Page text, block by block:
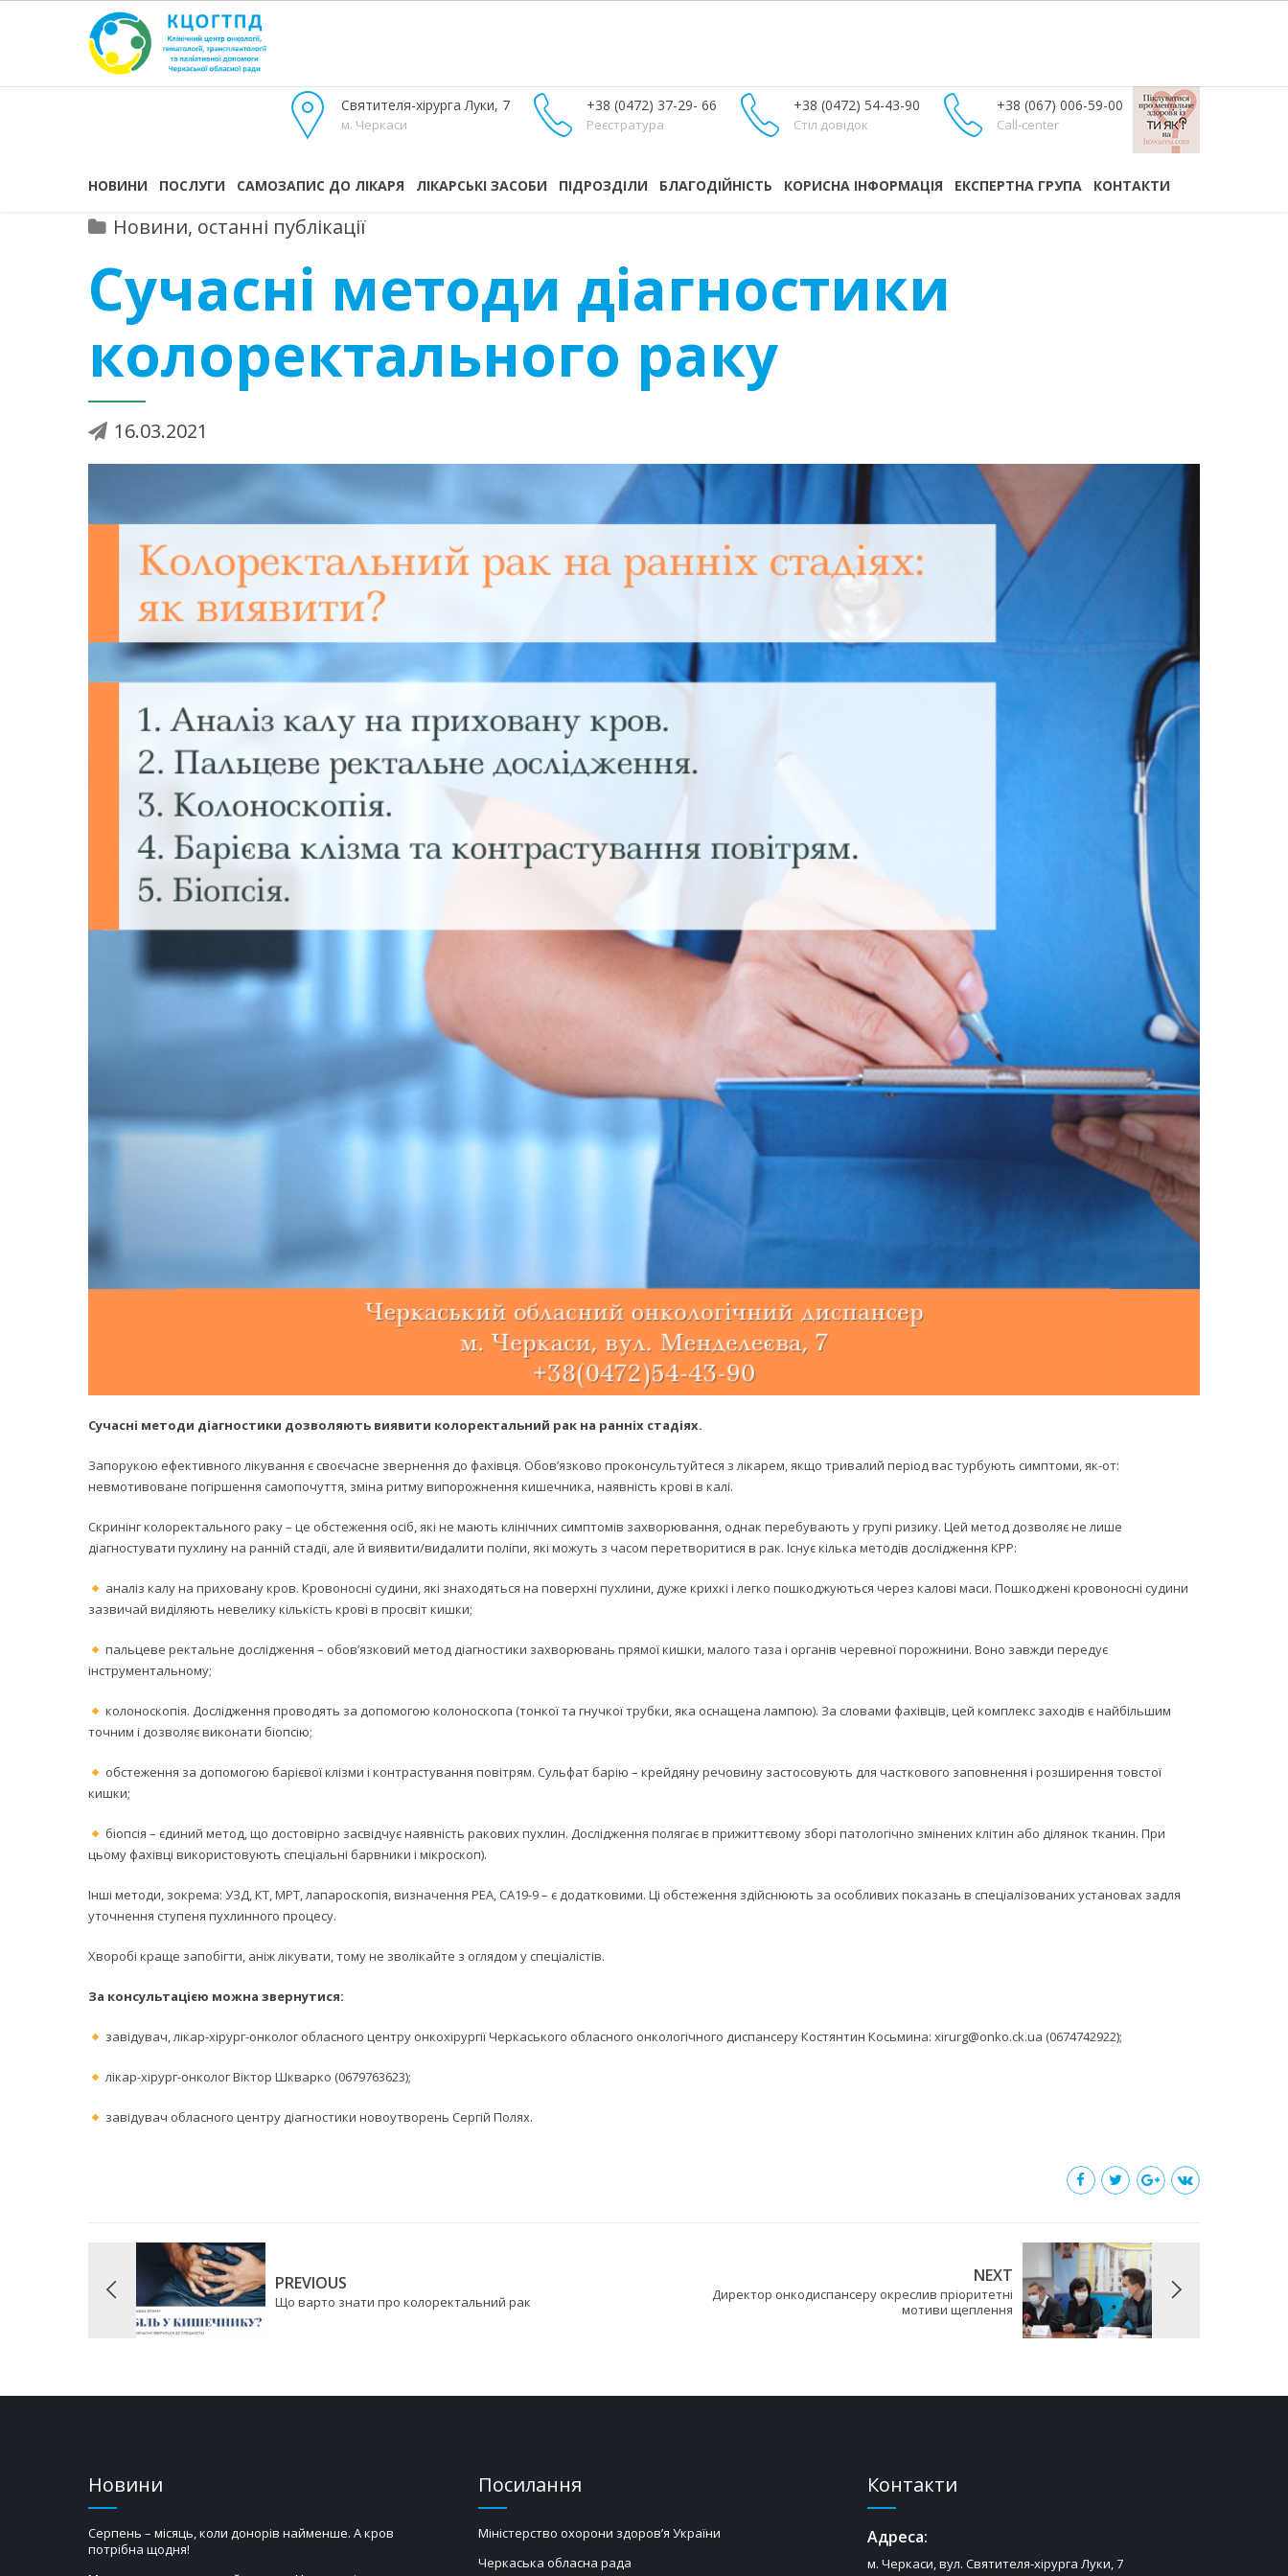
Святителя-хірурга Луки, 7
м. Черкаси
+38 (0472) 37-29- 66
Реєстратура
+38 (0472) 54-43-90
Стіл довідок
+38 (067) 006-59-00
Call-center
НОВИНИ ПОСЛУГИ САМОЗАПИС ДО ЛІКАРЯ ЛІКАРСЬКІ ЗАСОБИ ПІДРОЗДІЛИ БЛАГОДІЙНІСТЬ КОРИСНА ІНФОРМАЦІЯ ЕКСПЕРТНА ГРУПА КОНТАКТИ
Новини, останні публікації
Сучасні методи діагностики
колоректального раку
16.03.2021
Сучасні методи діагностики дозволяють виявити колоректальний рак на ранніх стадіях.
Запорукою ефективного лікування є своєчасне звернення до фахівця. Обов’язково проконсультуйтеся з лікарем, якщо тривалий період вас турбують симптоми, як-от:
невмотивоване погіршення самопочуття, зміна ритму випорожнення кишечника, наявність крові в калі.
Скринінг колоректального раку – це обстеження осіб, які не мають клінічних симптомів захворювання, однак перебувають у групі ризику. Цей метод дозволяє не лише
діагностувати пухлину на ранній стадії, але й виявити/видалити поліпи, які можуть з часом перетворитися в рак. Існує кілька методів дослідження КРР:
аналіз калу на приховану кров. Кровоносні судини, які знаходяться на поверхні пухлини, дуже крихкі і легко пошкоджуються через калові маси. Пошкоджені кровоносні судини
зазвичай виділяють невелику кількість крові в просвіт кишки;
пальцеве ректальне дослідження – обов’язковий метод діагностики захворювань прямої кишки, малого таза і органів черевної порожнини. Воно завжди передує
інструментальному;
колоноскопія. Дослідження проводять за допомогою колоноскопа (тонкої та гнучкої трубки, яка оснащена лампою). За словами фахівців, цей комплекс заходів є найбільшим
точним і дозволяє виконати біопсію;
обстеження за допомогою барієвої клізми і контрастування повітрям. Сульфат барію – крейдяну речовину застосовують для часткового заповнення і розширення товстої
кишки;
біопсія – єдиний метод, що достовірно засвідчує наявність ракових пухлин. Дослідження полягає в прижиттєвому зборі патологічно змінених клітин або ділянок тканин. При
цьому фахівці використовують спеціальні барвники і мікроскоп).
Інші методи, зокрема: УЗД, КТ, МРТ, лапароскопія, визначення РЕА, СА19-9 – є додатковими. Ці обстеження здійснюють за особливих показань в спеціалізованих установах задля
уточнення ступеня пухлинного процесу.
Хворобі краще запобігти, аніж лікувати, тому не зволікайте з оглядом у спеціалістів.
За консультацією можна звернутися:
завідувач, лікар-хірург-онколог обласного центру онкохірургії Черкаського обласного онкологічного диспансеру Костянтин Косьмина: xirurg@onko.ck.ua (0674742922);
лікар-хірург-онколог Віктор Шкварко (0679763623);
завідувач обласного центру діагностики новоутворень Сергій Полях.
PREVIOUS
Що варто знати про колоректальний рак
NEXT
Директор онкодиспансеру окреслив пріоритетні
мотиви щеплення
Новини
Серпень – місяць, коли донорів найменше. А кров
потрібна щодня!
Посилання
Міністерство охорони здоров’я України
Черкаська обласна рада
Контакти
Адреса:
м. Черкаси, вул. Святителя-хірурга Луки, 7